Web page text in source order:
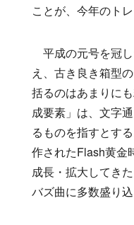
ことが、今年のト
平成の元号を冠
え、古き良き箱型
括るのはあまりに
成要素」は、文字
るものを指すとす
作されたFlash黄金
成長・拡大してき
バズ曲に多数盛り